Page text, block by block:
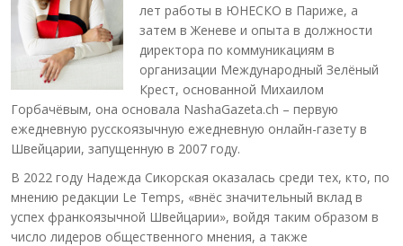
лет работы в ЮНЕСКО в Париже, а
затем в Женеве и опыта в должности
директора по коммуникациям в
организации Международный Зелёный
Крест, основанной Михаилом
Горбачёвым, она основала NashaGazeta.ch – первую
ежедневную русскоязычную ежедневную онлайн-газету в
Швейцарии, запущенную в 2007 году.
В 2022 году Надежда Сикорская оказалась среди тех, кто, по
мнению редакции Le Temps, «внёс значительный вклад в
успех франкоязычной Швейцарии», войдя таким образом в
число лидеров общественного мнения, а также